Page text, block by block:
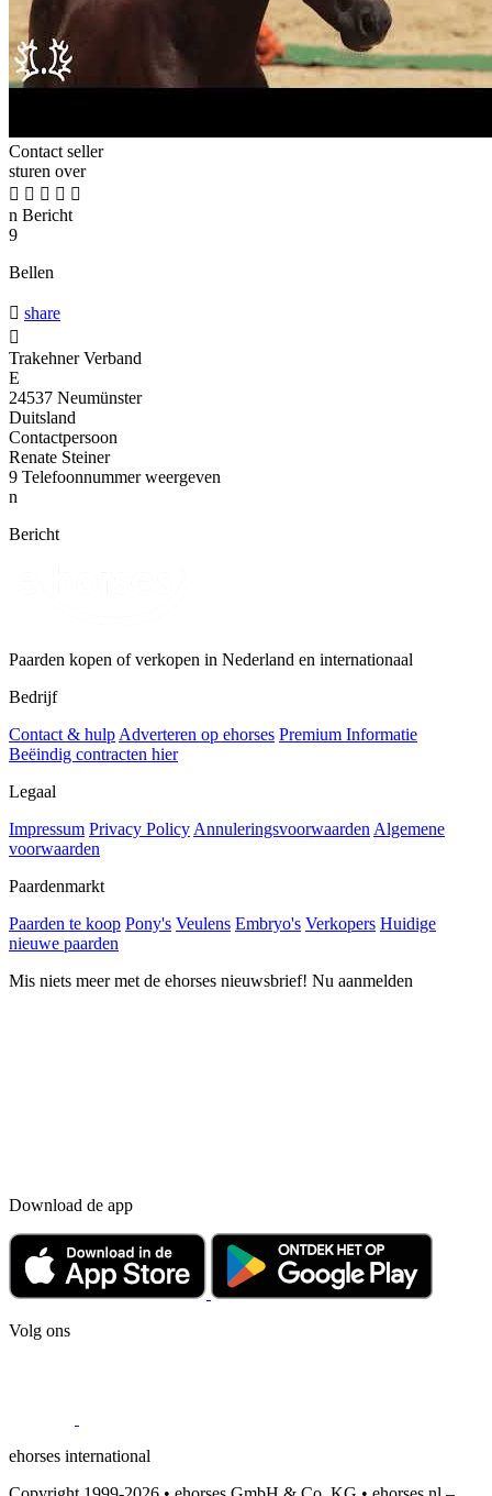
Contact seller
sturen over
    
n Bericht
9
Bellen
 share

Trakehner Verband
E
24537 Neumünster
Duitsland
Contactpersoon
Renate Steiner
9 Telefoonnummer weergeven
n
Bericht
Paarden kopen of verkopen in Nederland en internationaal
Bedrijf
Contact & hulp Adverteren op ehorses Premium Informatie
Beëindig contracten hier
Legaal
Impressum Privacy Policy Annuleringsvoorwaarden Algemene
voorwaarden
Paardenmarkt
Paarden te koop Pony's Veulens Embryo's Verkopers Huidige
nieuwe paarden
Mis niets meer met de ehorses nieuwsbrief! Nu aanmelden
Download de app
Volg ons
ehorses international